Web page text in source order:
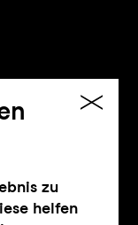
zu
helfen